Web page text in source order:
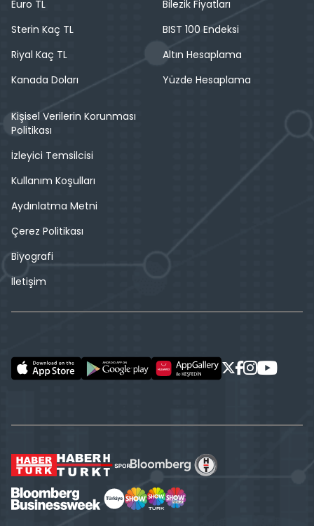
Euro TL
Sterin Kaç TL
Riyal Kaç TL
Kanada Doları
Bilezik Fiyatları
BIST 100 Endeksi
Altın Hesaplama
Yüzde Hesaplama
Kişisel Verilerin Korunması
Politikası
İzleyici Temsilcisi
Kullanım Koşulları
Aydınlatma Metni
Çerez Politikası
Biyografi
İletişim